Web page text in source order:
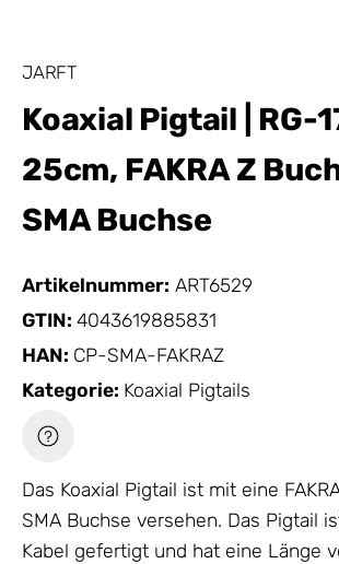
JARFT
Koaxial Pigtail | RG-
25cm, FAKRA Z
SMA Buchse
Artikelnummer: ART6529
GTIN: 4043619885831
HAN: CP-SMA-FAKRAZ
Kategorie: Koaxial Pigtails
Das Koaxial Pigtail ist mit eine
SMA Buchse versehen. Das Pigtail
Kabel gefertigt und hat eine Länge